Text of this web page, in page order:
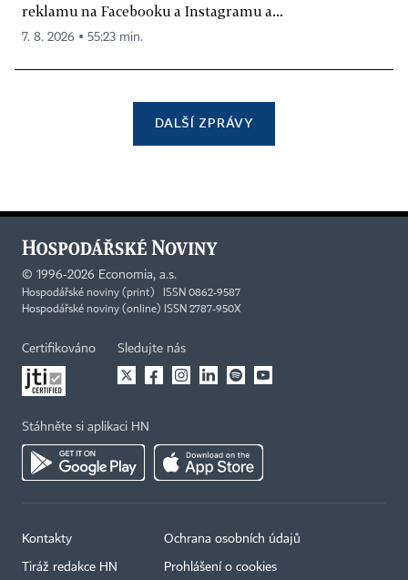
reklamu na Facebooku a Instagramu a...
7. 8. 2026 ▪ 55:23 min.
DALŠÍ ZPRÁVY
© 1996-2026 Economia, a.s.
Hospodářské noviny (print) ISSN 0862-9587
Hospodářské noviny (online) ISSN 2787-950X
Certifikováno Sledujte nás
Stáhněte si aplikaci HN
Kontakty
Tiráž redakce HN
Ochrana osobních údajů
Prohlášení o cookies